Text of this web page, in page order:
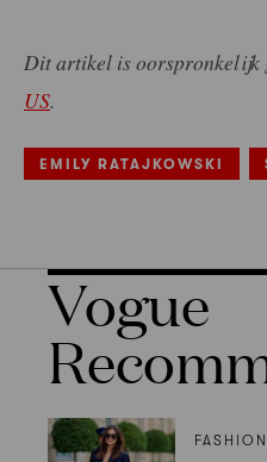
Dit artikel is oorspronkelijk
US.
EMILY RATAJKOWSKI
Vogue
FASHION